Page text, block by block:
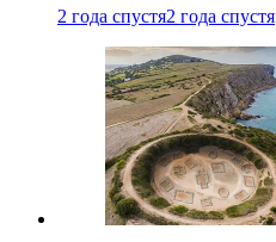
2 года спустя2 года спустя